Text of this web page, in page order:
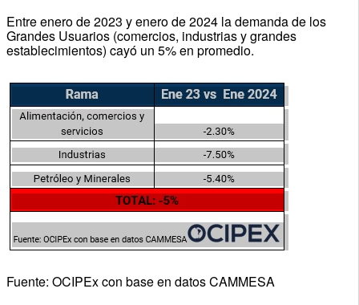
Entre enero de 2023 y enero de 2024 la demanda de los
Grandes Usuarios (comercios, industrias y grandes
establecimientos) cayó un 5% en promedio.
Fuente: OCIPEx con base en datos CAMMESA